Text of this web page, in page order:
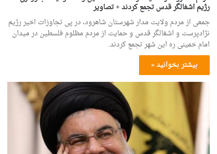
رژیم اشغالگر قدس تجمع کردند + تصاویر
جمعی از مردم ولایت مدار شهرستان شاهرود، در پی تجاوزات اخیر رژیم
نژادپرست و اشغالگر قدس و حمایت از مردم مظلوم فلسطین در میدان
امام خمینی ره این شهر تجمع کردند.
بیشتر بخوانید »